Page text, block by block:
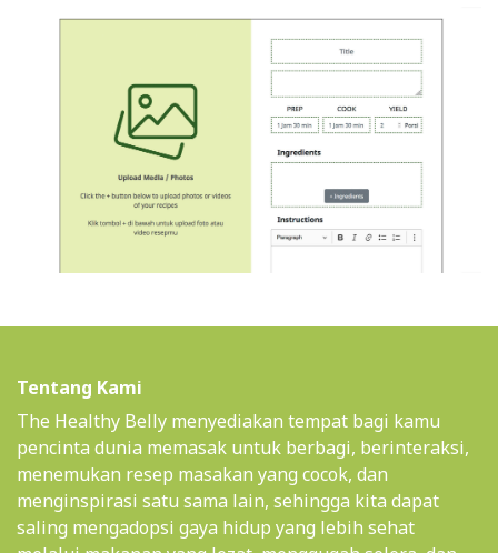
Tentang Kami
The Healthy Belly menyediakan tempat bagi kamu
pencinta dunia memasak untuk berbagi, berinteraksi,
menemukan resep masakan yang cocok, dan
menginspirasi satu sama lain, sehingga kita dapat
saling mengadopsi gaya hidup yang lebih sehat